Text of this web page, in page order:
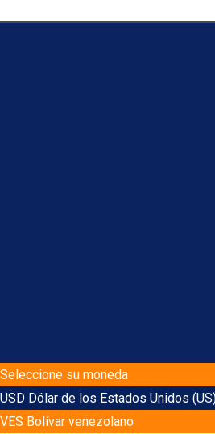
Seleccione su moneda
USD Dólar de los Estados Unidos
VES Bolívar venezolano